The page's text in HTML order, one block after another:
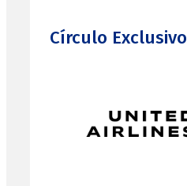
Círculo Exclusivo